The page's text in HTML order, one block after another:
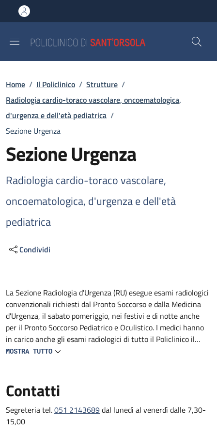
al contenuto principale
to footer content
Briciole di pane
Home / Il Policlinico / Strutture /
Radiologia cardio-toraco vascolare, oncoematologica,
d'urgenza e dell'età pediatrica /
Sezione Urgenza
Sezione Urgenza
Radiologia cardio-toraco vascolare,
oncoematologica, d'urgenza e dell'età
pediatrica
Condividi
Descrizione
La Sezione Radiologia d'Urgenza (RU) esegue esami radiologici
convenzionali richiesti dal Pronto Soccorso e dalla Medicina
d'Urgenza, il sabato pomeriggio, nei festivi e di notte anche
per il Pronto Soccorso Pediatrico e Oculistico. I medici hanno
in carico anche gli esami radiologici di tutto il Policlinico il
sabato pomeriggio e di notte.
Operative di Degenza del Policlinico S.Orsola Malpighi nelle
fasce orarie di propria competenza.
Gli esami ecografici in urgenza/emergenza per pazienti del
PS/MU vengono garantiti h 24 in collaborazione con i Medici
MOSTRA TUTTO
Contatti
Segreteria tel.051 2143689dal lunedì al venerdì dalle 7,30-
15,00